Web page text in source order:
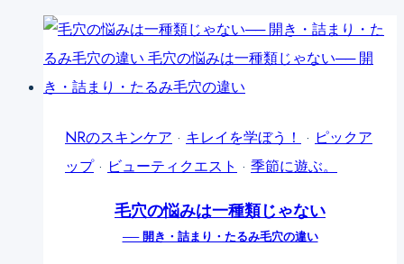
NRのスキンケア · キレイを学ぼう！ · ピックア
ップ· ビューティクエスト · 季節に遊ぶ。
毛穴の悩みは一種類じゃない
── 開き・詰まり・たるみ毛穴の違い